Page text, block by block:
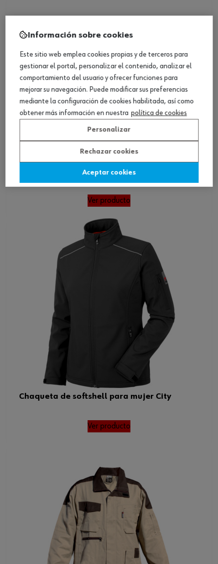
Chaqueta tipo aviador Starline
Ver producto
Chaqueta de softshell para mujer City
Ver producto
Información sobre cookies
Este sitio web emplea cookies propias y de terceros para
gestionar el portal, personalizar el contenido, analizar el
comportamiento del usuario y ofrecer funciones para
mejorar su navegación. Puede modificar sus preferencias
mediante la configuración de cookies habilitada, así como
obtener más información en nuestra política de cookies
Personalizar
Rechazar cookies
Aceptar cookies